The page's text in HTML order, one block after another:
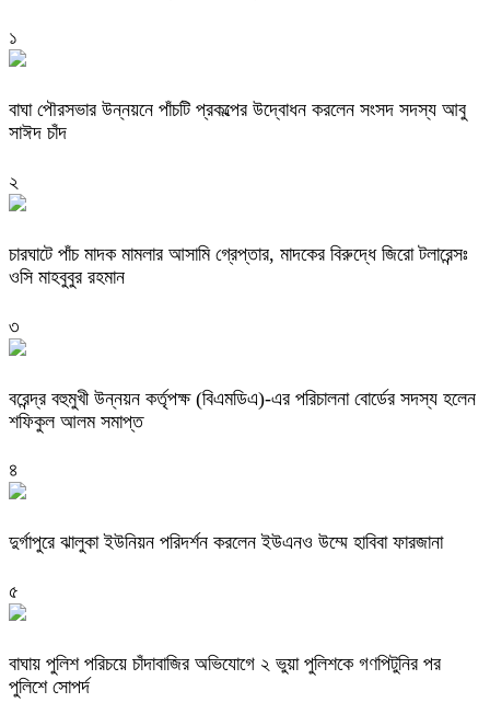
১
বাঘা পৌরসভার উন্নয়নে পাঁচটি প্রকল্পের উদ্বোধন করলেন সংসদ সদস্য আবু
সাঈদ চাঁদ
২
চারঘাটে পাঁচ মাদক মামলার আসামি গ্রেপ্তার, মাদকের বিরুদ্ধে জিরো টলারেন্সঃ
ওসি মাহবুবুর রহমান
৩
বরেন্দ্র বহুমুখী উন্নয়ন কর্তৃপক্ষ (বিএমডিএ)-এর পরিচালনা বোর্ডের সদস্য হলেন
শফিকুল আলম সমাপ্ত
৪
দুর্গাপুরে ঝালুকা ইউনিয়ন পরিদর্শন করলেন ইউএনও উম্মে হাবিবা ফারজানা
৫
বাঘায় পুলিশ পরিচয়ে চাঁদাবাজির অভিযোগে ২ ভুয়া পুলিশকে গণপিটুনির পর
পুলিশে সোপর্দ